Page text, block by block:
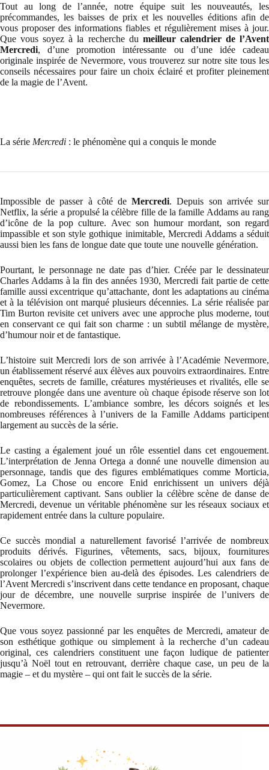
Tout au long de l’année, notre équipe suit les nouveautés, les
précommandes, les baisses de prix et les nouvelles éditions afin de
vous proposer des informations fiables et régulièrement mises à jour.
Que vous soyez à la recherche du meilleur calendrier de l’Avent
Mercredi, d’une promotion intéressante ou d’une idée cadeau
originale inspirée de Nevermore, vous trouverez sur notre site tous les
conseils nécessaires pour faire un choix éclairé et profiter pleinement
de la magie de l’Avent.
La série Mercredi : le phénomène qui a conquis le monde
Impossible de passer à côté deMercredi. Depuis son arrivée sur
Netflix, la série a propulsé la célèbre fille de la famille Addams au rang
d’icône de la pop culture. Avec son humour mordant, son regard
impassible et son style gothique inimitable, Mercredi Addams a séduit
aussi bien les fans de longue date que toute une nouvelle génération.
Pourtant, le personnage ne date pas d’hier. Créée par le dessinateur
Charles Addams à la fin des années 1930, Mercredi fait partie de cette
famille aussi excentrique qu’attachante, dont les adaptations au cinéma
et à la télévision ont marqué plusieurs décennies. La série réalisée par
Tim Burton revisite cet univers avec une approche plus moderne, tout
en conservant ce qui fait son charme : un subtil mélange de mystère,
d’humour noir et de fantastique.
L’histoire suit Mercredi lors de son arrivée à l’Académie Nevermore,
un établissement réservé aux élèves aux pouvoirs extraordinaires. Entre
enquêtes, secrets de famille, créatures mystérieuses et rivalités, elle se
retrouve plongée dans une aventure où chaque épisode réserve son lot
de rebondissements. L’ambiance sombre, les décors soignés et les
nombreuses références à l’univers de la Famille Addams participent
largement au succès de la série.
Le casting a également joué un rôle essentiel dans cet engouement.
L’interprétation de Jenna Ortega a donné une nouvelle dimension au
personnage, tandis que des figures emblématiques comme Morticia,
Gomez, La Chose ou encore Enid enrichissent un univers déjà
particulièrement captivant. Sans oublier la célèbre scène de danse de
Mercredi, devenue un véritable phénomène sur les réseaux sociaux et
rapidement entrée dans la culture populaire.
Ce succès mondial a naturellement favorisé l’arrivée de nombreux
produits dérivés. Figurines, vêtements, sacs, bijoux, fournitures
scolaires ou objets de collection permettent aujourd’hui aux fans de
prolonger l’expérience bien au-delà des épisodes. Les calendriers de
l’Avent Mercredi s’inscrivent dans cette tendance en proposant, chaque
jour de décembre, une nouvelle surprise inspirée de l’univers de
Nevermore.
Que vous soyez passionné par les enquêtes de Mercredi, amateur de
son esthétique gothique ou simplement à la recherche d’un cadeau
original, ces calendriers constituent une façon ludique de patienter
jusqu’à Noël tout en retrouvant, derrière chaque case, un peu de la
magie – et du mystère – qui ont fait le succès de la série.